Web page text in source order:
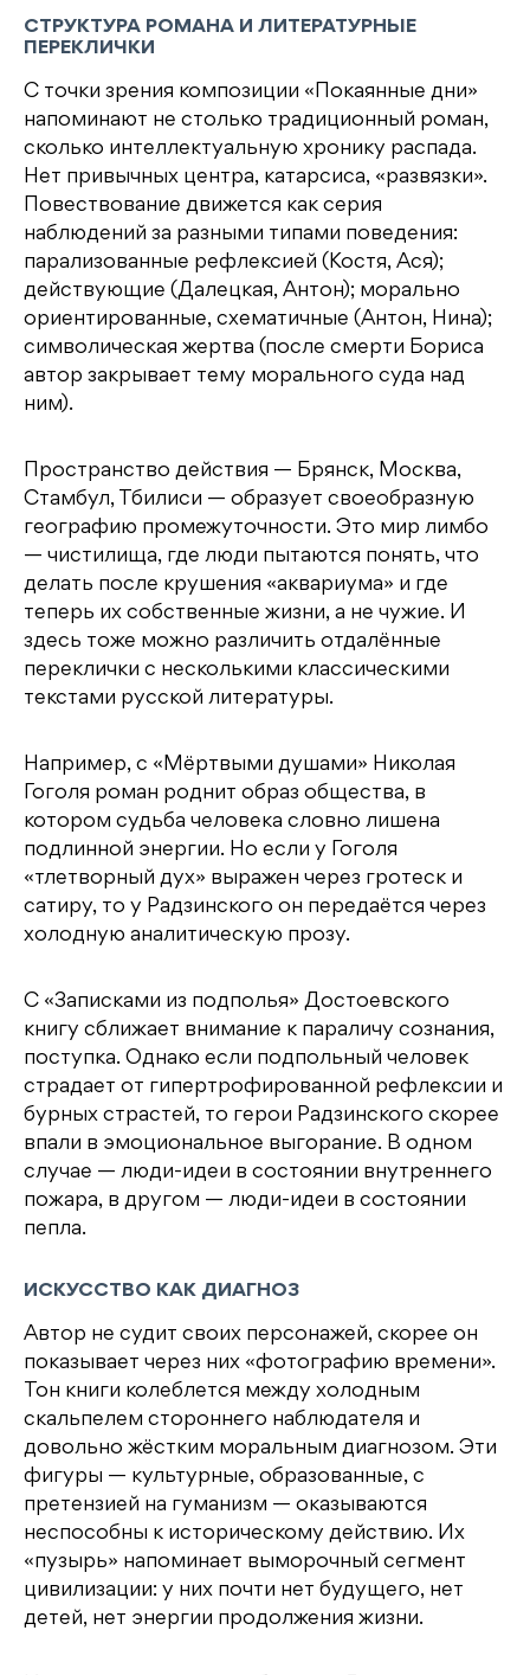
СТРУКТУРА РОМАНА И ЛИТЕРАТУРНЫЕ
ПЕРЕКЛИЧКИ
С точки зрения композиции «Покаянные дни»
напоминают не столько традиционный роман,
сколько интеллектуальную хронику распада.
Нет привычных центра, катарсиса, «развязки».
Повествование движется как серия
наблюдений за разными типами поведения:
парализованные рефлексией (Костя, Ася);
действующие (Далецкая, Антон); морально
ориентированные, схематичные (Антон, Нина);
символическая жертва (после смерти Бориса
автор закрывает тему морального суда над
ним).
Пространство действия — Брянск, Москва,
Стамбул, Тбилиси — образует своеобразную
географию промежуточности. Это мир лимбо
— чистилища, где люди пытаются понять, что
делать после крушения «аквариума» и где
теперь их собственные жизни, а не чужие. И
здесь тоже можно различить отдалённые
переклички с несколькими классическими
текстами русской литературы.
Например, с «Мёртвыми душами» Николая
Гоголя роман роднит образ общества, в
котором судьба человека словно лишена
подлинной энергии. Но если у Гоголя
«тлетворный дух» выражен через гротеск и
сатиру, то у Радзинского он передаётся через
холодную аналитическую прозу.
С «Записками из подполья» Достоевского
книгу сближает внимание к параличу сознания,
поступка. Однако если подпольный человек
страдает от гипертрофированной рефлексии и
бурных страстей, то герои Радзинского скорее
впали в эмоциональное выгорание. В одном
случае — люди-идеи в состоянии внутреннего
пожара, в другом — люди-идеи в состоянии
пепла.
ИСКУССТВО КАК ДИАГНОЗ
Автор не судит своих персонажей, скорее он
показывает через них «фотографию времени».
Тон книги колеблется между холодным
скальпелем стороннего наблюдателя и
довольно жёстким моральным диагнозом. Эти
фигуры — культурные, образованные, с
претензией на гуманизм — оказываются
неспособны к историческому действию. Их
«пузырь» напоминает выморочный сегмент
цивилизации: у них почти нет будущего, нет
детей, нет энергии продолжения жизни.